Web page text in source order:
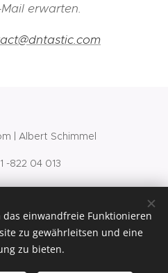
erwarten.
| Albert Schimmel
-822 04 013
| Copyright 2025
einwandfreie Funktionieren
zu gewährleitsen und eine
zu bieten.